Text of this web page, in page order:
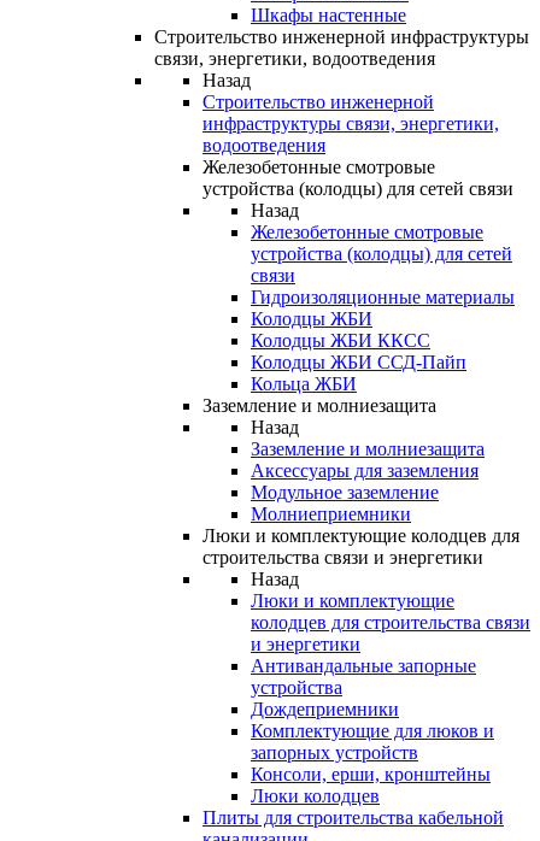
Шкафы настенные
Строительство инженерной инфраструктуры
связи, энергетики, водоотведения
Назад
Строительство инженерной
инфраструктуры связи, энергетики,
водоотведения
Железобетонные смотровые
устройства (колодцы) для сетей связи
Назад
Железобетонные смотровые
устройства (колодцы) для сетей
связи
Гидроизоляционные материалы
Колодцы ЖБИ
Колодцы ЖБИ ККСС
Колодцы ЖБИ ССД-Пайп
Кольца ЖБИ
Заземление и молниезащита
Назад
Заземление и молниезащита
Аксессуары для заземления
Модульное заземление
Молниеприемники
Люки и комплектующие колодцев для
строительства связи и энергетики
Назад
Люки и комплектующие
колодцев для строительства связи
и энергетики
Антивандальные запорные
устройства
Дождеприемники
Комплектующие для люков и
запорных устройств
Консоли, ерши, кронштейны
Люки колодцев
Плиты для строительства кабельной